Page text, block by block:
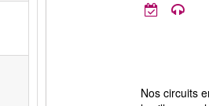
Nos circuits